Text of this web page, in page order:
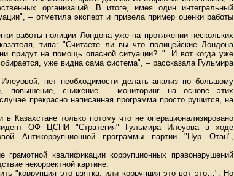
организаций. В итоге, имея один интегральный
– отметила эксперт и привела пример оценки работы
работы полиции Лондона уже на протяжении нескольких
типа: "Считаете ли вы что полицейские Лондона
придут на помощь опасной ситуации?..". И вот когда уже
уже видна сама система", – рассказала Гульмира
нет необходимости делать анализ по большому
повышение, снижение – мониторинг на основе этих
прекрасно написанная программа просто рушится, на
Казахстане только потому что не операционализировано
ОФ ЦСПИ "Стратегия" Гульмира Илеуова в ходе
Антикоррупционной программы партии "Нур Отан",
грамотной квалификации коррупционных правонарушений
некорректной картине.
"коррупция это взятка, или коррупция это вот это…". Но